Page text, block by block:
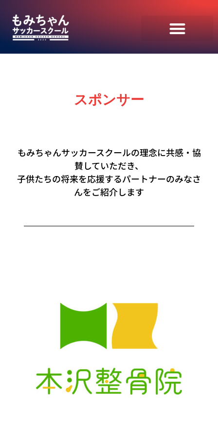
スポンサー
もみちゃんサッカースクールの理念に共感・協
賛していただき、
子供たちの将来を応援するパートナーのみなさ
んをご紹介します